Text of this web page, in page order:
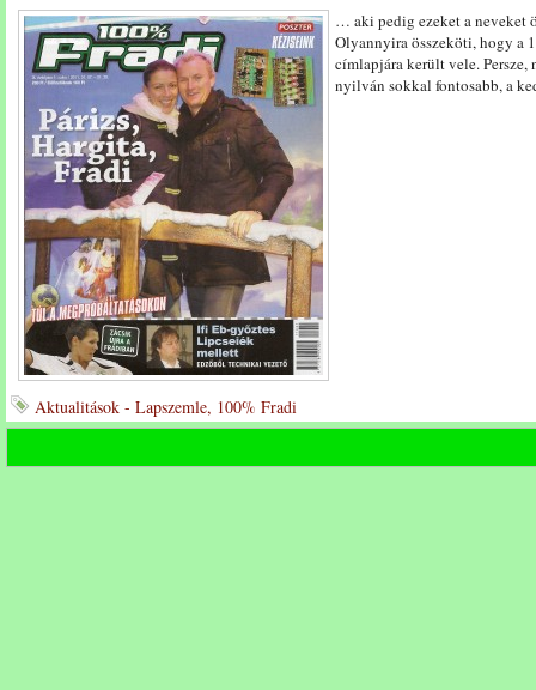
… aki pedig ezeket a neveket
Olyannyira összeköti, hogy a
címlapjára került vele. Persze,
nyilván sokkal fontosabb, a
Aktualitások - Lapszemle, 100% Fradi